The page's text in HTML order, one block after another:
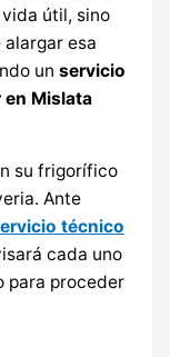
útil, sino
esa
un servicio
Mislata
su frigorífico
Ante
técnico
cada uno
para proceder